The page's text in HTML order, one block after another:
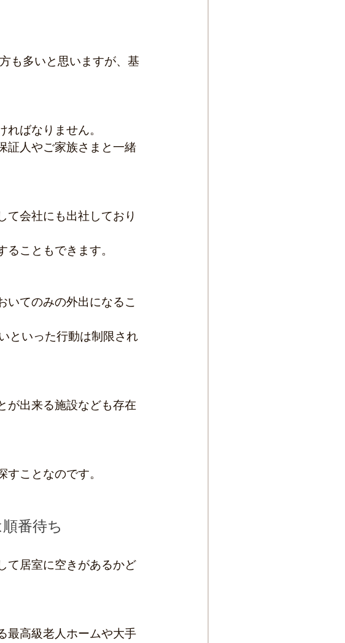
ばなりません。
証人やご家族さまと一緒
て会社にも出社しており
こともできます。
いてのみの外出になるこ
といった行動は制限され
が出来る施設なども存在
ことなのです。
番待ち
て居室に空きがあるかど
最高級老人ホームや大手